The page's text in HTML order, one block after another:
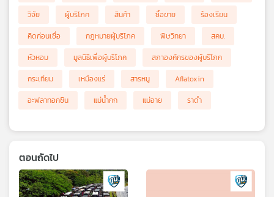
วิจัย
ผู้บริโภค สินค้า ซื้อขาย
ร้องเรียน
คิดก่อนเชื่อ
กฎหมายผู้บริโภค พิษวิทยา
สคบ.
หัวหอม
มูลนิธิเพื่อผู้บริโภค
สภาองค์กรของผู้บริโภค
กระเทียม
เหมืองแร่ สารหนู
Aflatoxin
อะฟลาทอกซิน
แม่น้ำกก แม่อาย ราดำ
ตอนถัดไป